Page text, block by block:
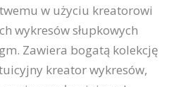
w użyciu kreatorowi
wykresów słupkowych
Zawiera bogatą kolekcję
kreator wykresów,